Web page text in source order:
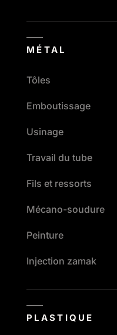
MÉTAL
Tôles
Emboutissage
Usinage
Travail du tube
Fils et ressorts
Mécano-soudure
Peinture
Injection zamak
PLASTIQUE